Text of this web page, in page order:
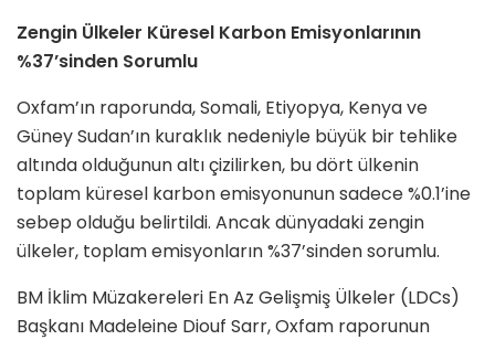
Zengin Ülkeler Küresel Karbon Emisyonlarının
%37’sinden Sorumlu
Oxfam’ın raporunda, Somali, Etiyopya, Kenya ve
Güney Sudan’ın kuraklık nedeniyle büyük bir tehlike
altında olduğunun altı çizilirken, bu dört ülkenin
toplam küresel karbon emisyonunun sadece %0.1’ine
sebep olduğu belirtildi. Ancak dünyadaki zengin
ülkeler, toplam emisyonların %37’sinden sorumlu.
BM İklim Müzakereleri En Az Gelişmiş Ülkeler (LDCs)
Başkanı Madeleine Diouf Sarr, Oxfam raporunun